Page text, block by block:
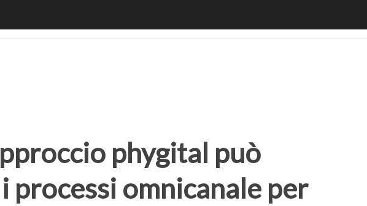
Come un approccio phygital può migliorare i processi omnicanale per
phygital può
processi omnicanale per